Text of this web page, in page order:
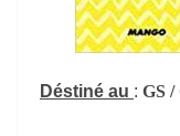
Déstiné au : GS